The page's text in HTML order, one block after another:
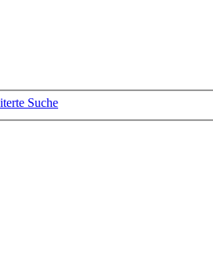
Suche